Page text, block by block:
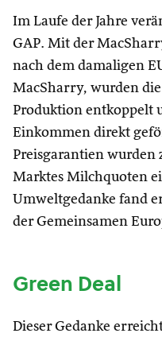
Im Laufe der Jahre
GAP. Mit der
nach dem damaligen
MacSharry, wurden
Produktion entkoppelt
Einkommen direkt
Preisgarantien wurden
Marktes Milchquoten
Umweltgedanke fand
der Gemeinsamen
Green Deal
Dieser Gedanke